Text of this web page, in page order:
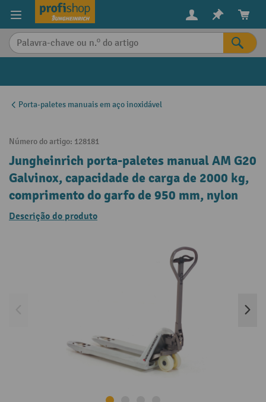
principal
Porta-paletes manuais em aço inoxidável
Número do artigo: 128181
Jungheinrich porta-paletes manual AM G20
Galvinox, capacidade de carga de 2000 kg,
comprimento do garfo de 950 mm, nylon
Descrição do produto